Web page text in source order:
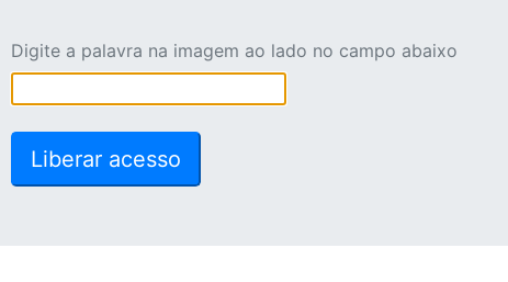
Digite a palavra na imagem ao lado no campo abaixo